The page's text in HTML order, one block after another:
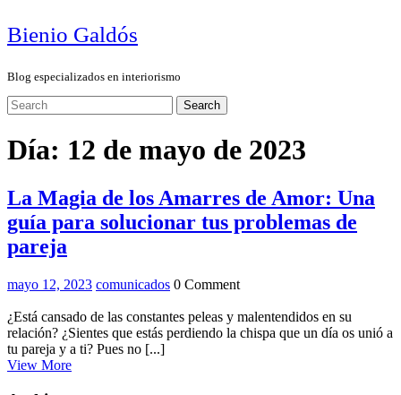
Skip
to
Bienio Galdós
Blog especializados en interiorismo
Close
Menu
Search
for:
Día: 12 de mayo de 2023
La Magia de los Amarres de Amor: Una
guía para solucionar tus problemas de
pareja
de
los
Amarres
de
mayo 12, 2023mayo
2023
comunicadosLa
de
los
0 Comment
¿Está cansado de las constantes peleas y malentendidos en su
relación? ¿Sientes que estás perdiendo la chispa que un día os unió a
tu pareja y a ti? Pues no [...]
View MoreView